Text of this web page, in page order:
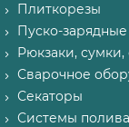
Плиткорезы
Пуско-
Рюкзаки,
Сварочное
Секаторы
Системы